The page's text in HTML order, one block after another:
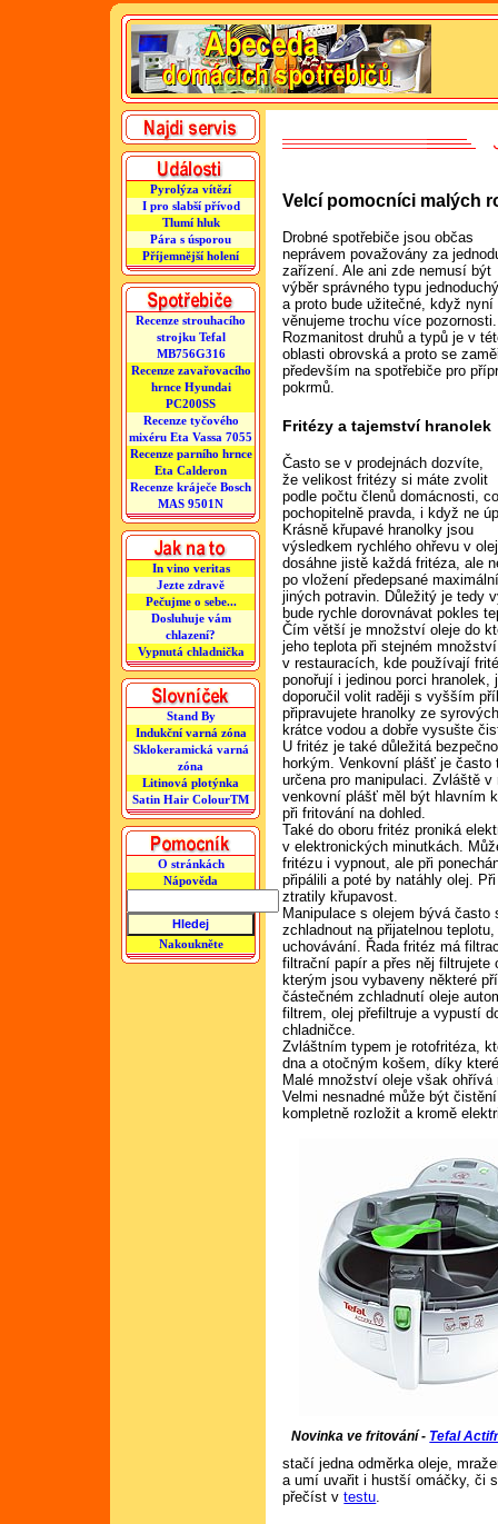
Pyrolýza vítězí
I pro slabší přívod
Tlumí hluk
Pára s úsporou
Příjemnější holení
Recenze strouhacího
strojku Tefal
MB756G316
Recenze zavařovacího
hrnce Hyundai
PC200SS
Recenze tyčového
mixéru Eta Vassa 7055
Recenze parního hrnce
Eta Calderon
Recenze kráječe Bosch
MAS 9501N
In vino veritas
Jezte zdravě
Pečujme o sebe...
Dosluhuje vám
chlazení?
Vypnutá chladnička
Stand By
Indukční varná zóna
Sklokeramická varná
zóna
Litinová plotýnka
Satin Hair ColourTM
O stránkách
Nápověda
Nakoukněte
Velcí pomocníci malých
Drobné spotřebiče jsou občas
neprávem považovány za
zařízení. Ale ani zde nemusí být
výběr správného typu
a proto bude užitečné, když nyní
věnujeme trochu více pozornosti.
Rozmanitost druhů a typů je v
oblasti obrovská a proto se
především na spotřebiče pro
pokrmů.
Fritézy a tajemství hranolek
Často se v prodejnách dozvíte,
že velikost fritézy si máte zvolit
podle počtu členů domácnosti,
pochopitelně pravda, i když ne
Krásně křupavé hranolky jsou
výsledkem rychlého ohřevu v
dosáhne jistě každá fritéza, ale
po vložení předepsané
jiných potravin. Důležitý je tedy
bude rychle dorovnávat pokles
Čím větší je množství oleje do
jeho teplota při stejném
v restauracích, kde používají
ponořují i jedinou porci
doporučil volit raději s vyšším
připravujete hranolky ze
krátce vodou a dobře vysušte
U fritéz je také důležitá
horkým. Venkovní plášť je
určena pro manipulaci. Zvláště
venkovní plášť měl být hlavním
při fritování na dohled.
Také do oboru fritéz proniká
v elektronických minutkách.
fritézu i vypnout, ale při
připálili a poté by natáhly olej.
ztratily křupavost.
Manipulace s olejem bývá
zchladnout na přijatelnou
uchovávání. Řada fritéz má
filtrační papír a přes něj filtrujete
kterým jsou vybaveny některé
částečném zchladnutí oleje
filtrem, olej přefiltruje a vypustí
chladničce.
Zvláštním typem je rotofritéza,
dna a otočným košem, díky
Malé množství oleje však
Velmi nesnadné může být
kompletně rozložit a kromě
Novinka ve fritování - Tefal
stačí jedna odměrka oleje,
a umí uvařit i hustší omáčky, či
přečíst vtestu.